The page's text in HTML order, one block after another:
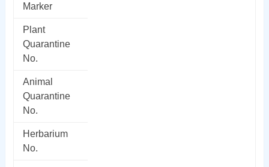
Marker
Plant
Quarantine
No.
Animal
Quarantine
No.
Herbarium
No.